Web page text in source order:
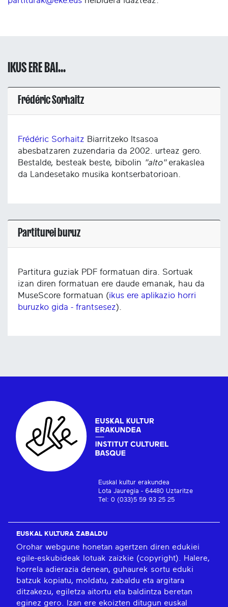
IKUS ERE BAI...
Frédéric Sorhaitz
Frédéric Sorhaitz Biarritzeko Itsasoa
abesbatzaren zuzendaria da 2002. urteaz gero.
Bestalde, besteak beste, bibolin "alto"erakaslea
da Landesetako musika kontserbatorioan.
Partiturei buruz
Partitura guziak PDF formatuan dira. Sortuak
izan diren formatuan ere daude emanak, hau da
MuseScore formatuan (ikus ere aplikazio horri
buruzko gida - frantsesez).
Euskal kultur erakundea
Lota Jauregia - 64480 Uztaritze
Tel: 0 (033)5 59 93 25 25
EUSKAL KULTURA ZABALDU
Orohar webgune honetan agertzen diren edukiei
egile-eskubideak lotuak zaizkie (copyright). Halere,
horrela adierazia denean, guhaurek sortu eduki
batzuk kopiatu, moldatu, zabaldu eta argitara
ditzakezu, egiletza aitortu eta baldintza beretan
eginez gero. Izan ere ekoizten ditugun euskal